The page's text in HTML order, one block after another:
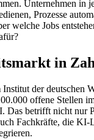
Unternehmen in
Prozesse
welche Jobs
in
der deutschen
offene Stellen
Das betrifft nicht nur
Fachkräfte, die KI-